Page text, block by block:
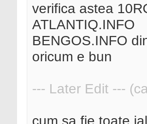
verifica astea
ATLANTIQ.INFO
BENGOS.INFO
oricum e bun
--- Later Edit ---
cum sa fie toate